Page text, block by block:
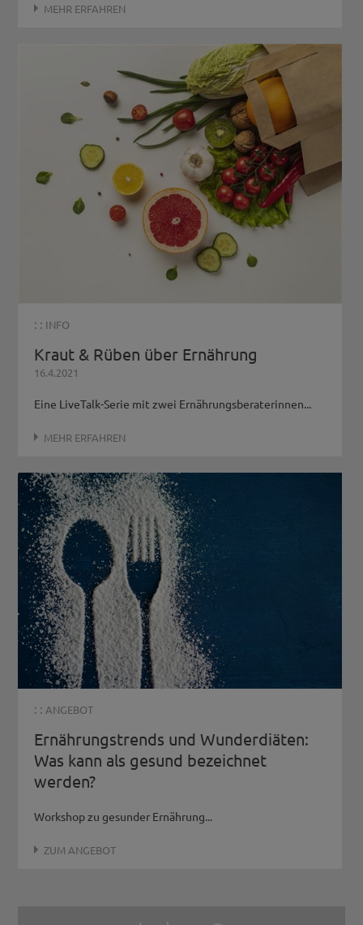
MEHR ERFAHREN
: : INFO
Kraut & Rüben über Ernährung
16.4.2021
Eine LiveTalk-Serie mit zwei Ernährungsberaterinnen...
MEHR ERFAHREN
: : ANGEBOT
Ernährungstrends und Wunderdiäten:
Was kann als gesund bezeichnet
werden?
Workshop zu gesunder Ernährung...
ZUM ANGEBOT